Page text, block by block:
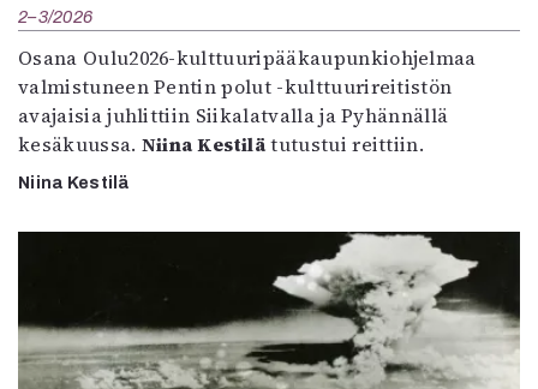
2–3/2026
Osana Oulu2026-kulttuuripääkaupunkiohjelmaa
valmistuneen Pentin polut -kulttuurireitistön
avajaisia juhlittiin Siikalatvalla ja Pyhännällä
kesäkuussa. Niina Kestilätutustui reittiin.
Niina Kestilä